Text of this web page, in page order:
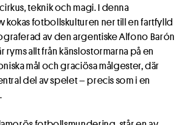
teknik och magi. I denna
kokas fotbollskulturen ner till en fartfylld
av den argentiske Alfono Barón
ryms allt från känslostormarna på en
mål och graciösa målgester, där
del av spelet – precis som i en